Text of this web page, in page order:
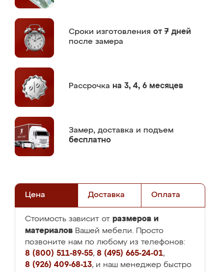
Сроки изготовления от 7 дней
после замера
Рассрочка на 3, 4, 6 месяцев
Замер, доставка и подъем
бесплатно
Цена Доставка Оплата
Стоимость зависит от размеров и
материалов Вашей мебели. Просто
позвоните нам по любому из телефонов:
8 (800) 511-89-55, 8 (495) 665-24-01,
8 (926) 409-68-13, и наш менеджер быстро